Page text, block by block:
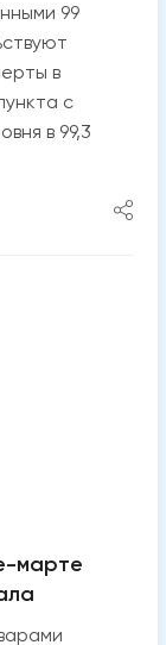
99
в
с
в 99,3
марте